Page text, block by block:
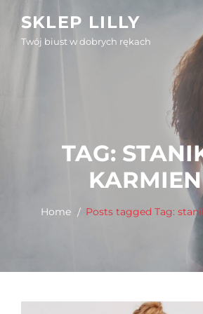
content
SKLEP LILLY
Twój biust w dobrych rękach
TAG:
Home Posts tagged Tag: